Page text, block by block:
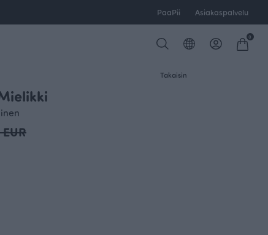
PaaPii Asiakaspalvelu
0
Takaisin